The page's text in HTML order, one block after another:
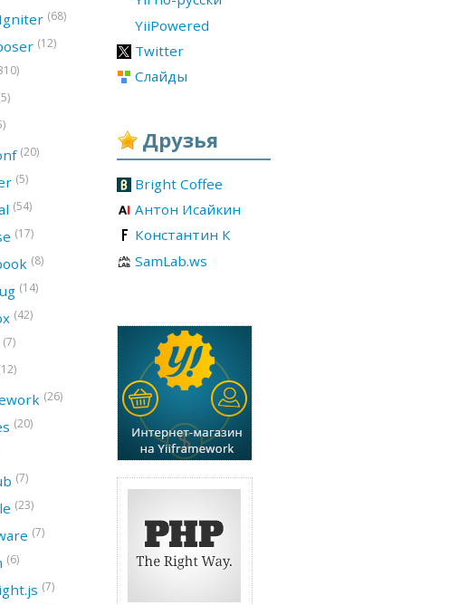
YiiPowered
Twitter
Слайды
Друзья
Bright Coffee
Антон Исайкин
Константин К
SamLab.ws
(68)
(12)
(20)
(5)
(54)
(17)
(8)
(14)
(42)
(7)
(26)
(20)
(7)
(23)
(7)
(6)
(7)